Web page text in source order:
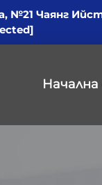
№21 Чаянг